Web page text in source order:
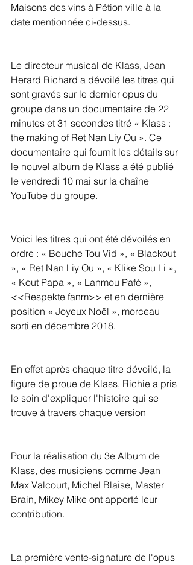
Maisons des vins à Pétion ville à la
date mentionnée ci-dessus.
Le directeur musical de Klass, Jean
Herard Richard a dévoilé les titres qui
sont gravés sur le dernier opus du
groupe dans un documentaire de 22
minutes et 31 secondes titré « Klass :
the making of Ret Nan Liy Ou ». Ce
documentaire qui fournit les détails sur
le nouvel album de Klass a été publié
le vendredi 10 mai sur la chaîne
YouTube du groupe.
Voici les titres qui ont été dévoilés en
ordre : « Bouche Tou Vid », « Blackout
», « Ret Nan Liy Ou », « Klike Sou Li »,
« Kout Papa », « Lanmou Pafè »,
<<Respekte fanm>> et en dernière
position « Joyeux Noël », morceau
sorti en décembre 2018.
En effet après chaque titre dévoilé, la
figure de proue de Klass, Richie a pris
le soin d'expliquer l'histoire qui se
trouve à travers chaque version
Pour la réalisation du 3e Album de
Klass, des musiciens comme Jean
Max Valcourt, Michel Blaise, Master
Brain, Mikey Mike ont apporté leur
contribution.
La première vente-signature de l'opus